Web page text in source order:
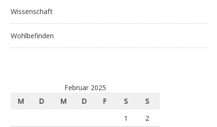
Wissenschaft
Wohlbefinden
Februar 2025
M
D M D F S
S
1
2